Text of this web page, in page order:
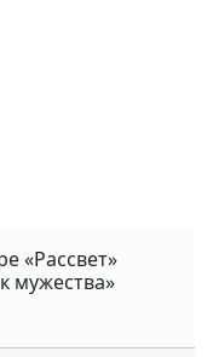
«Рассвет»
мужества»